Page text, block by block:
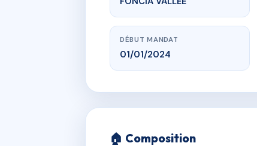
DÉBUT MANDAT
01/01/2024
🏠 Composition